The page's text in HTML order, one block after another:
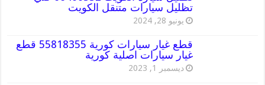
تظليل سيارات متنقل الكويت
يونيو 28, 2024
قطع غيار سيارات كورية 55818355 قطع
غيار سيارات اصلية كورية
ديسمبر 1, 2023